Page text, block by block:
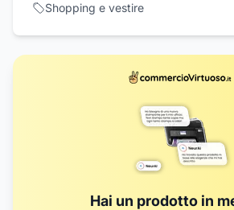
Shopping e vestire
Hai un prodotto in